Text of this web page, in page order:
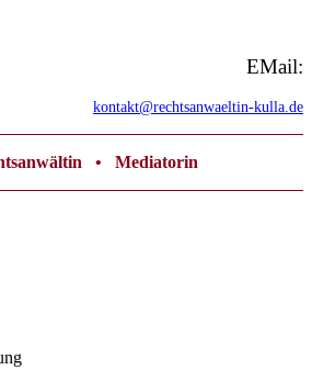
EMail:
kontakt@rechtsanwaeltin-kulla.de
• Mediatorin